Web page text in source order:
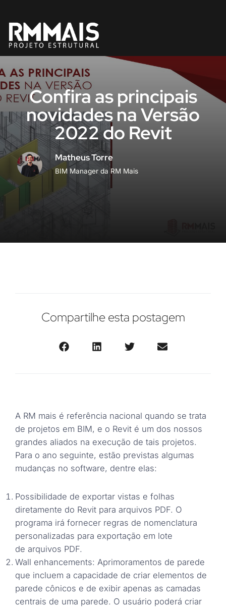
Pular
para
Confira as principais
novidades na Versão
2022 do Revit
Matheus Torre
BIM Manager da RM Mais
Compartilhe esta postagem
A RM mais é referência nacional quando se trata
de projetos em BIM, e o Revit é um dos nossos
grandes aliados na execução de tais projetos.
Para o ano seguinte, estão previstas algumas
mudanças no software, dentre elas:
Possibilidade de exportar vistas e folhas
diretamente do Revit para arquivos PDF. O
programa irá fornecer regras de nomenclatura
personalizadas para exportação em lote
de arquivos PDF.
Wall enhancements: Aprimoramentos de parede
que incluem a capacidade de criar elementos de
parede cônicos e de exibir apenas as camadas
centrais de uma parede. O usuário poderá criar